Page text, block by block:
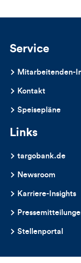
Service
Mitarbeitenden-
Kontakt
Speisepläne
Links
targobank.de
Newsroom
Karriere-Insights
Stellenportal